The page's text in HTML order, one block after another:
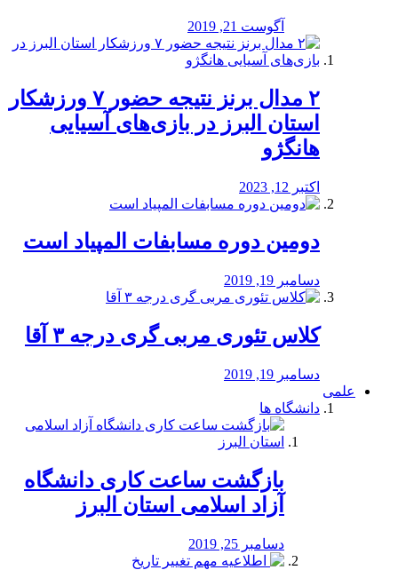
آگوست 21, 2019
۲ مدال برنز نتیجه حضور ۷ ورزشکار
استان البرز در بازی‌های آسیایی
هانگژو
اکتبر 12, 2023
دومین دوره مسابفات المپیاد است
دسامبر 19, 2019
کلاس تئوری مربی گری درجه ۳ آقا
دسامبر 19, 2019
علمی
دانشگاه ها
بازگشت ساعت کاری دانشگاه
آزاد اسلامی استان البرز
دسامبر 25, 2019